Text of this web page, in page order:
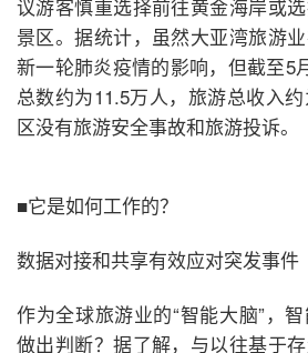
议游客慎重选择前往黄金海岸或
景区。据统计，虽然大亚湾旅游
新一轮肺炎疫情的影响，但截至5
总数约为11.5万人，旅游总收入
区没有旅游安全事故和旅游投诉。
■它是如何工作的？
数据对接和共享有效应对突发事件
作为全球旅游业的“智能大脑”，
做出判断？据了解，与以往基于